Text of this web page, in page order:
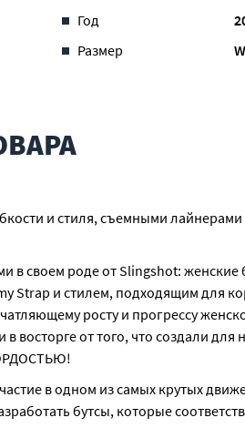
Год
Размер
и стиля, съемными
в своем роде от Slingshot:
и стилем, подходящим для
росту и прогрессу
от того, что создали для
в одном из самых крутых
бутсы, которые